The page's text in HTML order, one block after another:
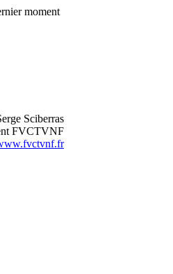
moment
Sciberras
FVCTVNF